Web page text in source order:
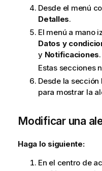
Desde el menú
Detalles.
El menú a mano
Datos y
y Notificaciones.
Estas secciones
Desde la sección
para mostrar la
Modificar una
Haga lo siguiente:
En el centro de